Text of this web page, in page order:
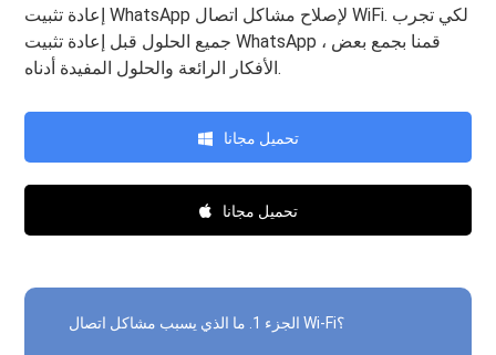
إعادة تثبيت WhatsApp لإصلاح مشاكل اتصال WiFi. لكي تجرب
جميع الحلول قبل إعادة تثبيت WhatsApp ، قمنا بجمع بعض
الأفكار الرائعة والحلول المفيدة أدناه.
تحميل مجانا
تحميل مجانا
الجزء 1. ما الذي يسبب مشاكل اتصال Wi-Fi؟